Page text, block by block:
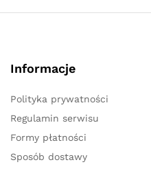
Informacje
Polityka prywatności
Regulamin serwisu
Formy płatności
Sposób dostawy